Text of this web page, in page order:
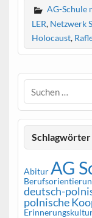
AG-Schule
LER, Netzwerk
Holocaust,
Schlagwörter
Abitur AG
deutsch-
polnische